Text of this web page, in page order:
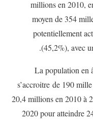
millions en 2010,
moyen de 354
potentiellement
(45,2%), avec
La population en
s’accroitre de 190
20,4 millions en 2010 à
2020 pour atteindre